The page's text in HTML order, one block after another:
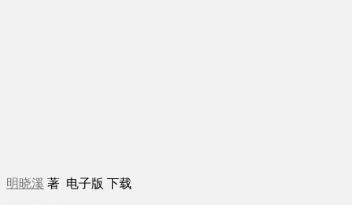
明晓溪 著 电子版 下载